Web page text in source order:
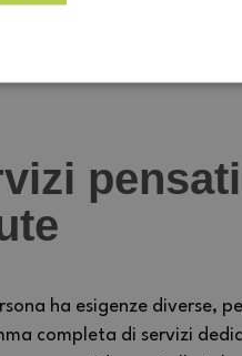
ha esigenze diverse,
completa di servizi